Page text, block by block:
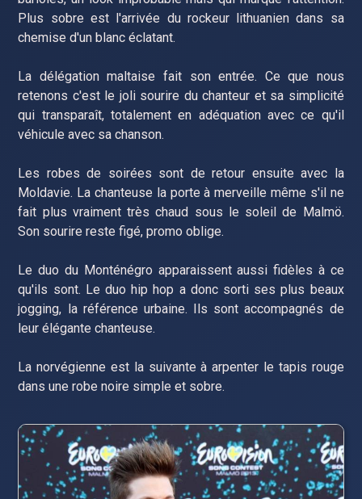
Plus sobre est l'arrivée du rockeur lithuanien dans sa
chemise d'un blanc éclatant.
La délégation maltaise fait son entrée. Ce que nous
retenons c'est le joli sourire du chanteur et sa simplicité
qui transparaît, totalement en adéquation avec ce qu'il
véhicule avec sa chanson.
Les robes de soirées sont de retour ensuite avec la
Moldavie. La chanteuse la porte à merveille même s'il ne
fait plus vraiment très chaud sous le soleil de Malmö.
Son sourire reste figé, promo oblige.
Le duo du Monténégro apparaissent aussi fidèles à ce
qu'ils sont. Le duo hip hop a donc sorti ses plus beaux
jogging, la référence urbaine. Ils sont accompagnés de
leur élégante chanteuse.
La norvégienne est la suivante à arpenter le tapis rouge
dans une robe noire simple et sobre.